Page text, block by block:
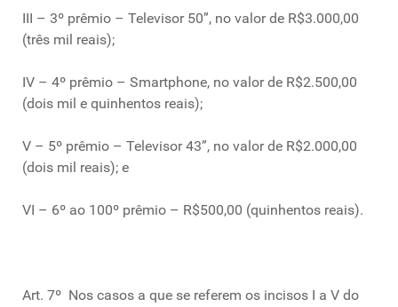
III – 3º prêmio – Televisor 50”, no valor de R$3.000,00
(três mil reais);
IV – 4º prêmio – Smartphone, no valor de R$2.500,00
(dois mil e quinhentos reais);
V – 5º prêmio – Televisor 43”, no valor de R$2.000,00
(dois mil reais); e
VI – 6º ao 100º prêmio – R$500,00 (quinhentos reais).
Art. 7º Nos casos a que se referem os incisos I a V do